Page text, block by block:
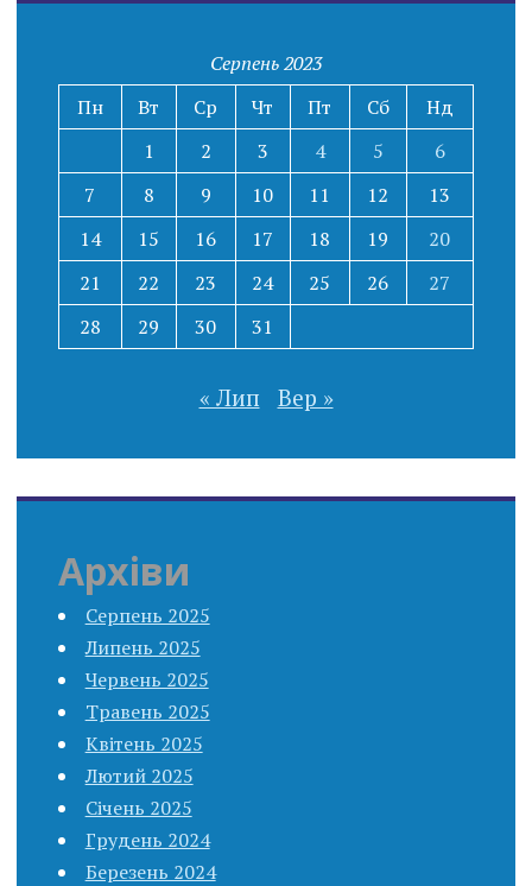
Серпень 2023
Пн
Вт Ср Чт Пт Сб
Нд
1
2 3 4 5
6
7
8 9 10 11 12
13
14
15 16 17 18 19
20
21
22 23 24 25 26
27
28
29 30 31
« Лип Вер »
Архіви
Серпень 2025
Липень 2025
Червень 2025
Травень 2025
Квітень 2025
Лютий 2025
Січень 2025
Грудень 2024
Березень 2024